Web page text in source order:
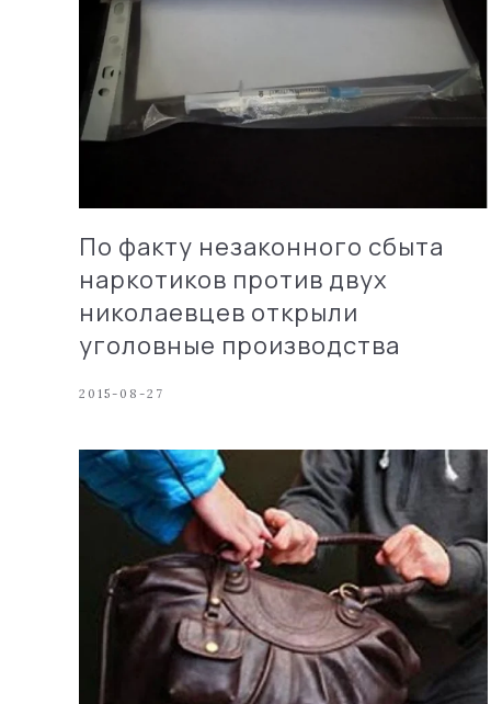
По факту незаконного сбыта
наркотиков против двух
николаевцев открыли
уголовные производства
2015-08-27